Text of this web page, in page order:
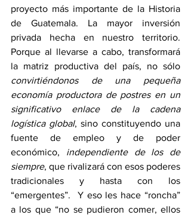
proyecto más importante de la Historia
de Guatemala. La mayor inversión
privada hecha en nuestro territorio.
Porque al llevarse a cabo, transformará
convirtiéndonos de una pequeña
economía productora de postres en un
significativo enlace de la cadena
logística global, sino constituyendo una
fuente de empleo y de poder
económico, independiente de los de
siempre, que rivalizará con esos poderes
tradicionales y hasta con los
“emergentes”.  Y eso les hace “roncha”
a los que “no se pudieron comer, ellos